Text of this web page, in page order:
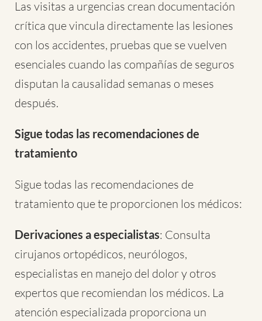
Las visitas a urgencias crean documentación
crítica que vincula directamente las lesiones
con los accidentes, pruebas que se vuelven
esenciales cuando las compañías de seguros
disputan la causalidad semanas o meses
después.
Sigue todas las recomendaciones de
tratamiento
Sigue todas las recomendaciones de
tratamiento que te proporcionen los médicos:
Derivaciones a especialistas: Consulta
cirujanos ortopédicos, neurólogos,
especialistas en manejo del dolor y otros
expertos que recomiendan los médicos. La
atención especializada proporciona un